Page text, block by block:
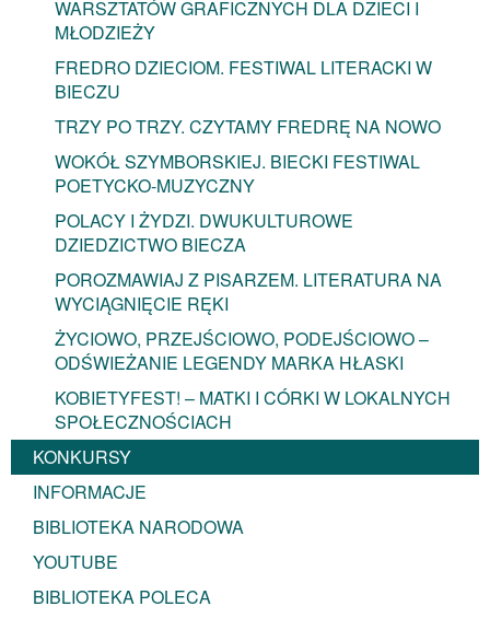
WARSZTATÓW GRAFICZNYCH DLA DZIECI I
MŁODZIEŻY
FREDRO DZIECIOM. FESTIWAL LITERACKI W
BIECZU
TRZY PO TRZY. CZYTAMY FREDRĘ NA NOWO
WOKÓŁ SZYMBORSKIEJ. BIECKI FESTIWAL
POETYCKO-MUZYCZNY
POLACY I ŻYDZI. DWUKULTUROWE
DZIEDZICTWO BIECZA
POROZMAWIAJ Z PISARZEM. LITERATURA NA
WYCIĄGNIĘCIE RĘKI
ŻYCIOWO, PRZEJŚCIOWO, PODEJŚCIOWO –
ODŚWIEŻANIE LEGENDY MARKA HŁASKI
KOBIETYFEST! – MATKI I CÓRKI W LOKALNYCH
SPOŁECZNOŚCIACH
KONKURSY
INFORMACJE
BIBLIOTEKA NARODOWA
YOUTUBE
BIBLIOTEKA POLECA